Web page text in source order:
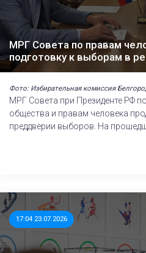
МРГ Совета по правам
подготовку к выборам в
Фото: Избирательная комиссия
МРГ Совета при Президенте РФ
общества и правам человека
преддверии выборов. На
17:04 23.07.2026